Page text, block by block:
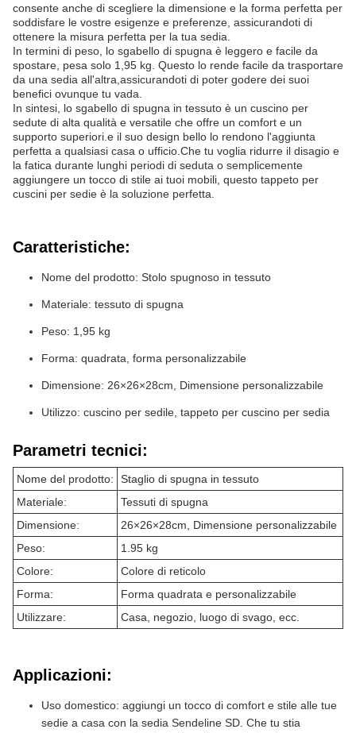
consente anche di scegliere la dimensione e la forma perfetta per
soddisfare le vostre esigenze e preferenze, assicurandoti di
ottenere la misura perfetta per la tua sedia.
In termini di peso, lo sgabello di spugna è leggero e facile da
spostare, pesa solo 1,95 kg. Questo lo rende facile da trasportare
da una sedia all'altra,assicurandoti di poter godere dei suoi
benefici ovunque tu vada.
In sintesi, lo sgabello di spugna in tessuto è un cuscino per
sedute di alta qualità e versatile che offre un comfort e un
supporto superiori.e il suo design bello lo rendono l'aggiunta
perfetta a qualsiasi casa o ufficio.Che tu voglia ridurre il disagio e
la fatica durante lunghi periodi di seduta o semplicemente
aggiungere un tocco di stile ai tuoi mobili, questo tappeto per
cuscini per sedie è la soluzione perfetta.
Caratteristiche:
Nome del prodotto: Stolo spugnoso in tessuto
Materiale: tessuto di spugna
Peso: 1,95 kg
Forma: quadrata, forma personalizzabile
Dimensione: 26×26×28cm, Dimensione personalizzabile
Utilizzo: cuscino per sedile, tappeto per cuscino per sedia
Parametri tecnici:
Nome del prodotto:
Staglio di spugna in tessuto
Materiale:
Tessuti di spugna
Dimensione:
26×26×28cm, Dimensione personalizzabile
Peso:
1.95 kg
Colore:
Colore di reticolo
Forma:
Forma quadrata e personalizzabile
Utilizzare:
Casa, negozio, luogo di svago, ecc.
Applicazioni:
Uso domestico: aggiungi un tocco di comfort e stile alle tue
sedie a casa con la sedia Sendeline SD. Che tu stia